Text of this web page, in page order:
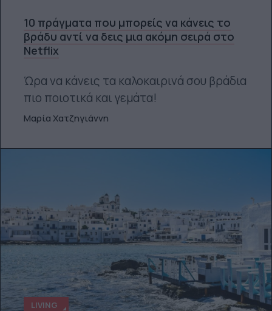
10 πράγματα που μπορείς να κάνεις το
βράδυ αντί να δεις μια ακόμη σειρά στο
Netflix
Ώρα να κάνεις τα καλοκαιρινά σου βράδια
πιο ποιοτικά και γεμάτα!
Μαρία Χατζηγιάννη
LIVING